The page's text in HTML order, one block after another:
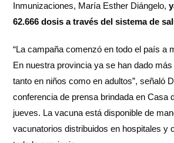
Inmunizaciones, María Esther Diángelo,
62.666 dosis a través del sistema de
“La campaña comenzó en todo el país a
En nuestra provincia ya se han dado
tanto en niños como en adultos”, señaló
conferencia de prensa brindada en Casa
jueves. La vacuna está disponible de
vacunatorios distribuidos en hospitales y